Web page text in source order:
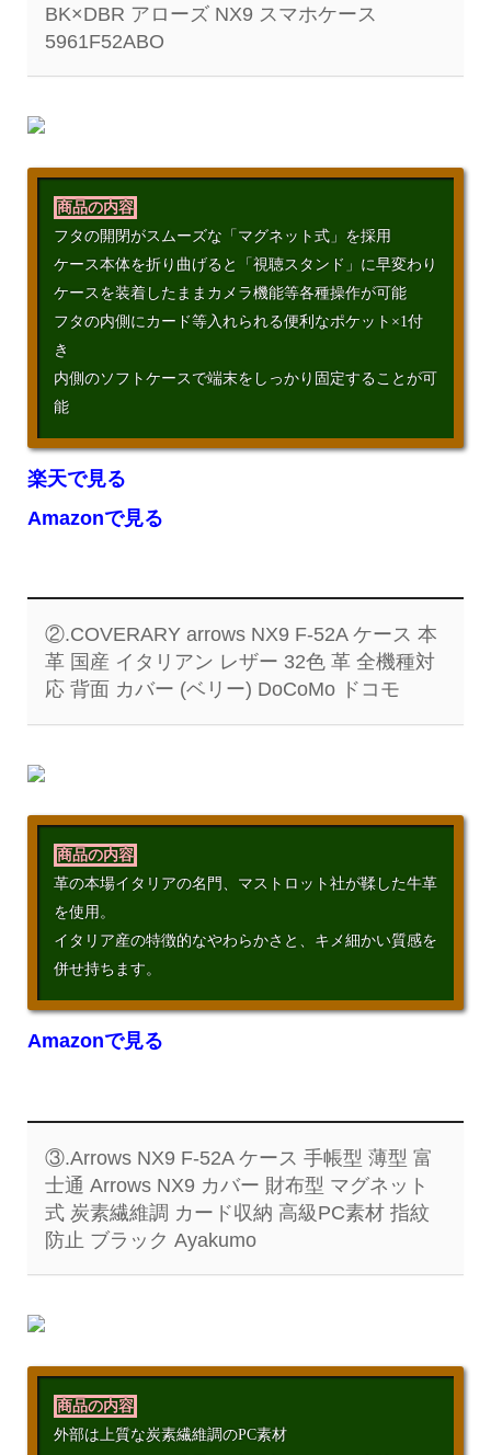
BK×DBR アローズ NX9 スマホケース
5961F52ABO
商品の内容
フタの開閉がスムーズな「マグネット式」を採用
ケース本体を折り曲げると「視聴スタンド」に早変わり
ケースを装着したままカメラ機能等各種操作が可能
フタの内側にカード等入れられる便利なポケット×1付
き
内側のソフトケースで端末をしっかり固定することが可
能
楽天で見る
Amazonで見る
②.COVERARY arrows NX9 F-52A ケース 本
革 国産 イタリアン レザー 32色 革 全機種対
応 背面 カバー (ベリー) DoCoMo ドコモ
商品の内容
革の本場イタリアの名門、マストロット社が鞣した牛革
を使用。
イタリア産の特徴的なやわらかさと、キメ細かい質感を
併せ持ちます。
Amazonで見る
③.Arrows NX9 F-52A ケース 手帳型 薄型 富
士通 Arrows NX9 カバー 財布型 マグネット
式 炭素繊維調 カード収納 高級PC素材 指紋
防止 ブラック Ayakumo
商品の内容
外部は上質な炭素繊維調のPC素材